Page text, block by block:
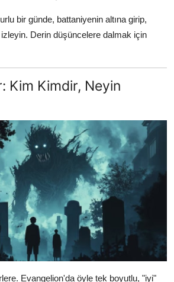
bir günde, battaniyenin altına girip,
Derin düşüncelere dalmak için
Kim Kimdir, Neyin
Evangelion'da öyle tek boyutlu, "iyi"